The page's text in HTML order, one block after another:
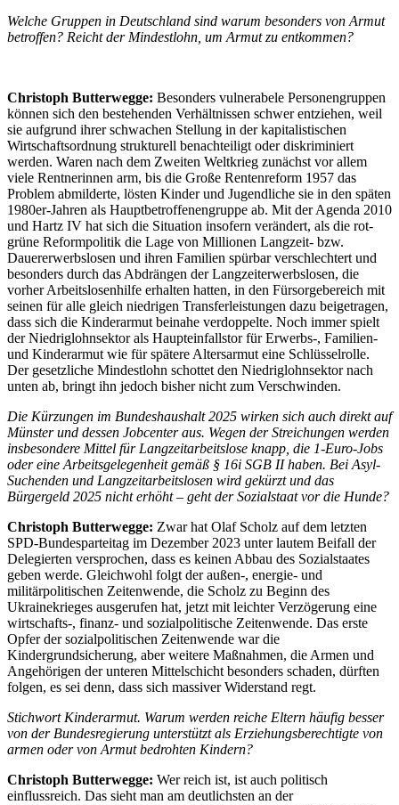
Welche Gruppen in Deutschland sind warum besonders von Armut
betroffen? Reicht der Mindestlohn, um Armut zu entkommen?
Christoph Butterwegge: Besonders vulnerabele Personengruppen
können sich den bestehenden Verhältnissen schwer entziehen, weil
sie aufgrund ihrer schwachen Stellung in der kapitalistischen
Wirtschaftsordnung strukturell benachteiligt oder diskriminiert
werden. Waren nach dem Zweiten Weltkrieg zunächst vor allem
viele Rentnerinnen arm, bis die Große Rentenreform 1957 das
Problem abmilderte, lösten Kinder und Jugendliche sie in den späten
1980er-Jahren als Hauptbetroffenengruppe ab. Mit der Agenda 2010
und Hartz IV hat sich die Situation insofern verändert, als die rot-
grüne Reformpolitik die Lage von Millionen Langzeit- bzw.
Dauererwerbslosen und ihren Familien spürbar verschlechtert und
besonders durch das Abdrängen der Langzeiterwerbslosen, die
vorher Arbeitslosenhilfe erhalten hatten, in den Fürsorgebereich mit
seinen für alle gleich niedrigen Transferleistungen dazu beigetragen,
dass sich die Kinderarmut beinahe verdoppelte. Noch immer spielt
der Niedriglohnsektor als Haupteinfallstor für Erwerbs-, Familien-
und Kinderarmut wie für spätere Altersarmut eine Schlüsselrolle.
Der gesetzliche Mindestlohn schottet den Niedriglohnsektor nach
unten ab, bringt ihn jedoch bisher nicht zum Verschwinden.
Die Kürzungen im Bundeshaushalt 2025 wirken sich auch direkt auf
Münster und dessen Jobcenter aus. Wegen der Streichungen werden
insbesondere Mittel für Langzeitarbeitslose knapp, die 1-Euro-Jobs
oder eine Arbeitsgelegenheit gemäß § 16i SGB II haben. Bei Asyl-
Suchenden und Langzeitarbeitslosen wird gekürzt und das
Bürgergeld 2025 nicht erhöht – geht der Sozialstaat vor die Hunde?
Christoph Butterwegge: Zwar hat Olaf Scholz auf dem letzten
SPD-Bundesparteitag im Dezember 2023 unter lautem Beifall der
Delegierten versprochen, dass es keinen Abbau des Sozialstaates
geben werde. Gleichwohl folgt der außen-, energie- und
militärpolitischen Zeitenwende, die Scholz zu Beginn des
Ukrainekrieges ausgerufen hat, jetzt mit leichter Verzögerung eine
wirtschafts-, finanz- und sozialpolitische Zeitenwende. Das erste
Opfer der sozialpolitischen Zeitenwende war die
Kindergrundsicherung, aber weitere Maßnahmen, die Armen und
Angehörigen der unteren Mittelschicht besonders schaden, dürften
folgen, es sei denn, dass sich massiver Widerstand regt.
Stichwort Kinderarmut. Warum werden reiche Eltern häufig besser
von der Bundesregierung unterstützt als Erziehungsberechtigte von
armen oder von Armut bedrohten Kindern?
Christoph Butterwegge: Wer reich ist, ist auch politisch
einflussreich. Das sieht man am deutlichsten an der